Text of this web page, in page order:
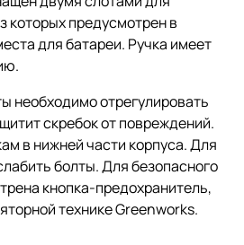
которых предусмотрен в
для батареи. Ручка имеет
необходимо отрегулировать
скребок от повреждений.
в нижней части корпуса. Для
болты. Для безопасного
кнопка-предохранитель,
технике Greenworks.